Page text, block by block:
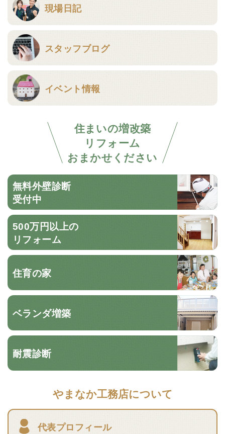
現場日記
スタッフブログ
イベント情報
住まいの増改築
リフォーム
おまかせください
無料外壁診断
受付中
500万円以上の
リフォーム
住育の家
ベランダ増築
耐震診断
やまなか工務店について
代表プロフィール